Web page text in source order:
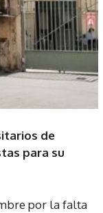
de
para su
por la falta